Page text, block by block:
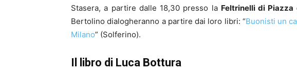
Stasera, a partire dalle 18,30 presso la Feltrinelli di Piazza
Bertolino dialogheranno a partire dai loro libri: “Buonisti un
Milano” (Solferino).
Il libro di Luca Bottura